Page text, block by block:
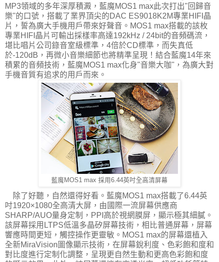
MP3領域的多年深厚積澱，藍魔MOS1 max此次打出"回歸音
樂"的口號，搭載了業界頂尖的DAC ES9018K2M專業HIFI晶
片，誓為廣大手機用戶帶來好聲音。MOS1 max搭載的該枚
專業HIFI晶片可輸出採樣率高達192kHz / 24bit的音頻碼流，
堪比唱片公司錄音室級標準，4倍於CD標準，而失真低
於-120dB，再微小音樂細節也將精準呈現！結合藍魔14年來
積累的音頻技術，藍魔MOS1 max化身"音樂大咖"，為廣大對
手機音質有追求的用戶而來。
藍魔MOS1 max 採用6.44英吋全高清屏幕
除了好聽，自然還得好看。藍魔MOS1 max搭載了6.44英
吋1920×1080全高清大屏，由國際一流屏幕供應商
SHARP/AUO量身定制，PPI高於視網膜屏，顯示極其細膩。
該屏幕採用LTPS低溫多晶矽屏幕技術，相比普通屏幕，屏幕
響應時間更短，觸控操作更靈敏。MOS1 max的屏幕還植入
全新MiraVision圖像顯示技術，在屏幕銳利度、色彩飽和度和
對比度進行定制化調整，呈現更自然生動和更高色彩飽和度